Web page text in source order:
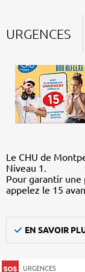
URGENCES
Le CHU de
Niveau 1.
Pour garantir une
appelez le 15
EN SAVOIR
URGENCES